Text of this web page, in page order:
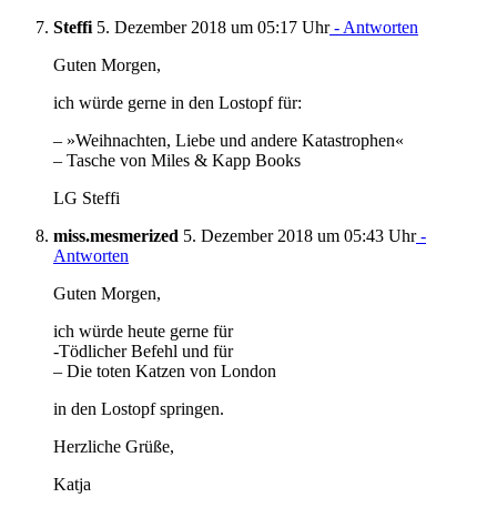
Steffi 5. Dezember 2018 um 05:17 Uhr- Antworten
Guten Morgen,
ich würde gerne in den Lostopf für:
– »Weihnachten, Liebe und andere Katastrophen«
– Tasche von Miles & Kapp Books
LG Steffi
miss.mesmerized 5. Dezember 2018 um 05:43 Uhr-
Antworten
Guten Morgen,
ich würde heute gerne für
-Tödlicher Befehl und für
– Die toten Katzen von London
in den Lostopf springen.
Herzliche Grüße,
Katja